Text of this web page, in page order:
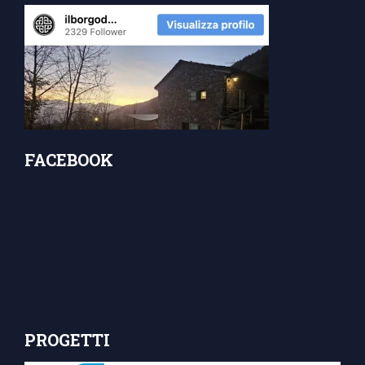
FACEBOOK
PROGETTI